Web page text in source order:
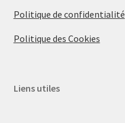
Politique de confidentialité
Politique des Cookies
Liens utiles